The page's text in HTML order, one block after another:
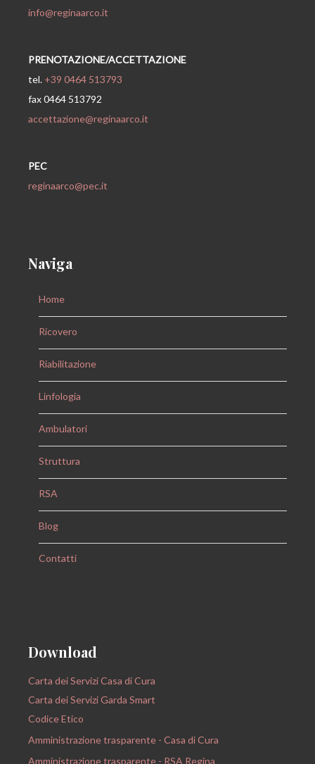
info@reginaarco.it
PRENOTAZIONE/ACCETTAZIONE
tel. +39 0464 513793
fax 0464 513792
accettazione@reginaarco.it
PEC
reginaarco@pec.it
Naviga
Home
Ricovero
Riabilitazione
Linfologia
Ambulatori
Struttura
RSA
Blog
Contatti
Download
Carta dei Servizi Casa di Cura
Carta dei Servizi Garda Smart
Codice Etico
Amministrazione trasparente - Casa di Cura
Amministrazione trasparente - RSA Regina